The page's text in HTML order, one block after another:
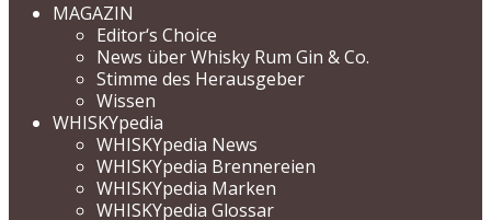
MAGAZIN
Editor‘s Choice
News über Whisky Rum Gin & Co.
Stimme des Herausgeber
Wissen
WHISKYpedia
WHISKYpedia News
WHISKYpedia Brennereien
WHISKYpedia Marken
WHISKYpedia Glossar